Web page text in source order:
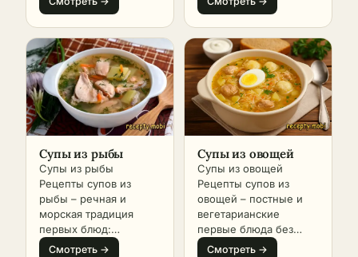
рассольник с курицей
и перловкой, грибной
с куриным филе,
окрошка на курином
бульоне, азиатский
рамен с курицей и
тайский том кха гай.
Раздел собирает
русскую классику и
азиатские
современные
варианты с
пошаговыми
фотографиями.
Куриный бульон –
самый универсальный
овощами, крупами и
пастой. Раздел
собирает
классические первые
блюда советской
школы и кавказской
кухни с пошаговыми
фотографиями.
Качество мясного супа
начинается с бульона.
Бульон бывает трёх
типов. Наваристый
коричневый получают
из обжаренных костей
и мяса с овощами –
идёт в борщи, солянки,
харчо. Прозрачный
Супы из рыбы
Супы из рыбы
Рецепты супов из
рыбы – речная и
морская традиция
первых блюд:
классическая уха из
Смотреть →
Супы из овощей
Супы из овощей
Рецепты супов из
овощей – постные и
вегетарианские
первые блюда без
мяса: щи из свежей и
Смотреть →